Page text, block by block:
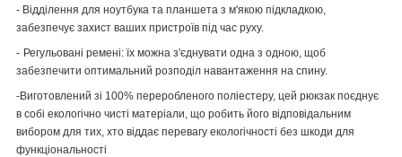
- Відділення для ноутбука та планшета з м'якою підкладкою,
забезпечує захист ваших пристроїв під час руху.
- Регульовані ремені: їх можна з'єднувати одна з одною, щоб
забезпечити оптимальний розподіл навантаження на спину.
-Виготовлений зі 100% переробленого поліестеру, цей рюкзак поєднує
в собі екологічно чисті матеріали, що робить його відповідальним
вибором для тих, хто віддає перевагу екологічності без шкоди для
функціональності